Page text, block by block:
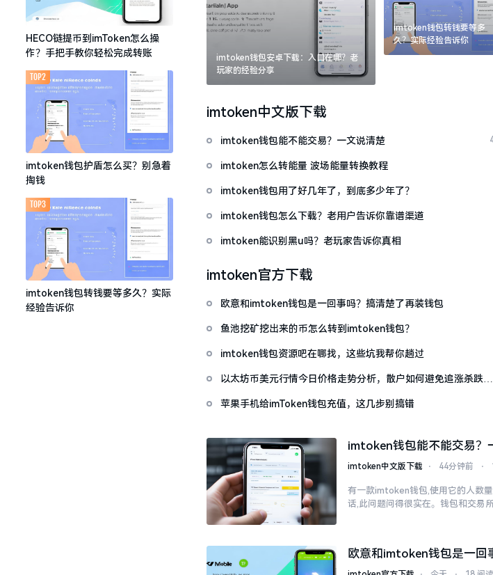
HECO链提币到imToken怎么操
作？手把手教你轻松完成转账
imtoken钱包护盾怎么买？别急着
掏钱
TOP2
imtoken钱包转钱要等多久？实际
经验告诉你
TOP3
imtoken钱包安卓下载：入口在哪？老
玩家的经验分享
imtoken钱包转钱要等多
久？实际经验告诉你
imtoken中文版下载
imtoken钱包能不能交易？一文说清楚
imtoken怎么转能量 波场能量转换教程
imtoken钱包用了好几年了，到底多少年了？
imtoken钱包怎么下载？老用户告诉你靠谱渠道
imtoken能识别黑u吗？老玩家告诉你真相
imtoken官方下载
欧意和imtoken钱包是一回事吗？搞清楚了再装钱包
鱼池挖矿挖出来的币怎么转到imtoken钱包？
imtoken钱包资源吧在哪找，这些坑我帮你趟过
以太坊币美元行情今日价格走势分析，散户如何避免追涨杀跌被
苹果手机给imToken钱包充值，这几步别搞错
imtoken钱包能不能交易？
imtoken中文版下载 ⋅ 44分钟前 ⋅
有一款imtoken钱包,使用它的人数
话,此问题问得很实在。钱包和交易
欧意和imtoken钱包是一回